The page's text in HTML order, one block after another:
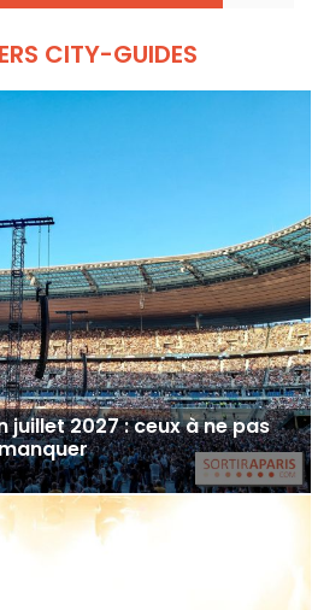
CITY-GUIDES
juillet 2027 : ceux à ne pas